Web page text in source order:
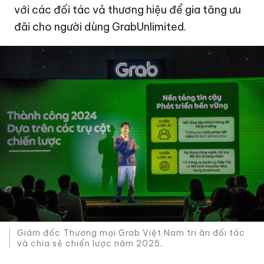
với các đối tác vả thương hiệu để gia tăng ưu
đãi cho người dùng GrabUnlimited.
Giám đốc Thương mại Grab Việt Nam tri ân đối tác
và chia sẻ chiến lược năm 2025.